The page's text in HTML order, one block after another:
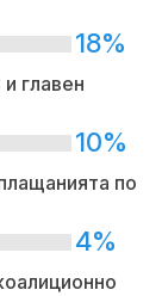
18%
главен
10%
по
4%